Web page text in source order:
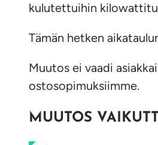
kulutettuihin
Tämän hetken
Muutos ei vaadi
ostosopimuksiimme.
MUUTOS